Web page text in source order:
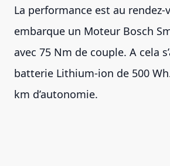
La performance est au rendez-
embarque un Moteur Bosch
avec 75 Nm de couple. A cela
batterie Lithium-ion de 500
km d’autonomie.